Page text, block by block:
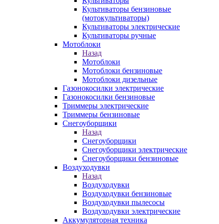
Культиваторы бензиновые
(мотокультиваторы)
Культиваторы электрические
Культиваторы ручные
Мотоблоки
Назад
Мотоблоки
Мотоблоки бензиновые
Мотоблоки дизельные
Газонокосилки электрические
Газонокосилки бензиновые
Триммеры электрические
Триммеры бензиновые
Снегоуборщики
Назад
Снегоуборщики
Снегоуборщики электрические
Снегоуборщики бензиновые
Воздуходувки
Назад
Воздуходувки
Воздуходувки бензиновые
Воздуходувки пылесосы
Воздуходувки электрические
Аккумуляторная техника